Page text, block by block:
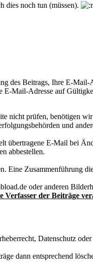
dies noch tun (müssen).
des Beitrags, Ihre E-Mail-
E-Mail-Adresse auf
nicht prüfen, benötigen
und
übertragene E-Mail bei
abbestellen.
Eine Zusammenführung
oder anderen
Verfasser der Beiträge
Datenschutz
dann entsprechend